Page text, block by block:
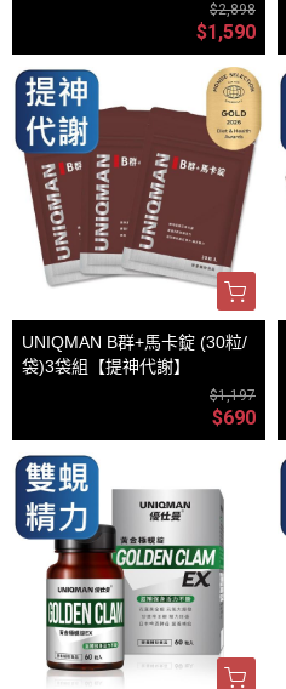
$2,898
$1,590
UNIQMAN B群+馬卡錠 (30粒/
袋)3袋組【提神代謝】
$1,197
$690